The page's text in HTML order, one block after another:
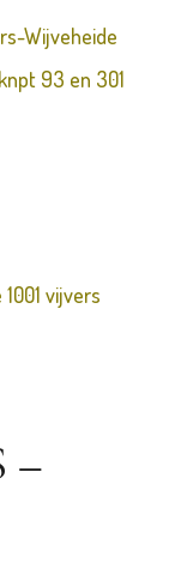
Wijveheide
93 en 301
vijvers
–